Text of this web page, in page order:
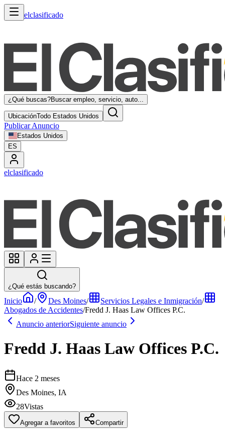
elclasificado
¿Qué buscas?Buscar empleo, servicio, auto...
UbicaciónTodo Estados Unidos
Publicar Anuncio
Estados Unidos
ES
elclasificado
¿Qué estás buscando?
Inicio / Des Moines/ Servicios Legales e Inmigración/
Abogados de Accidentes/Fredd J. Haas Law Offices P.C.
Anuncio anteriorSiguiente anuncio
Fredd J. Haas Law Offices P.C.
Hace 2 meses
Des Moines, IA
28Vistas
Agregar a favoritos Compartir